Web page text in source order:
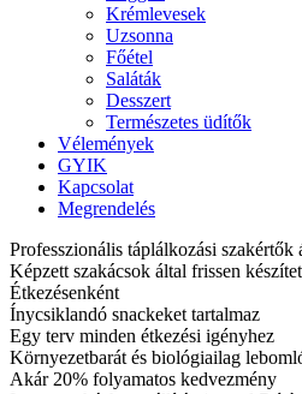
Krémlevesek
Uzsonna
Főétel
Saláták
Desszert
Természetes üdítők
Vélemények
GYIK
Kapcsolat
Megrendelés
Professzionális táplálkozási szakértők
Képzett szakácsok által frissen
Étkezésenként
Ínycsiklandó snackeket tartalmaz
Egy terv minden étkezési igényhez
Környezetbarát és biológiailag
Akár 20% folyamatos kedvezmény